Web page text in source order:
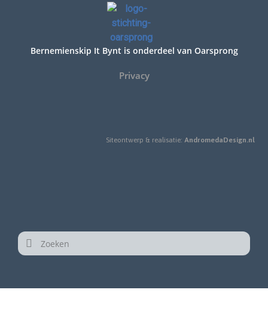
Bernemienskip It Bynt is onderdeel van Oarsprong
Privacy
Siteontwerp & realisatie: AndromedaDesign.nl
ZoekenZoeken